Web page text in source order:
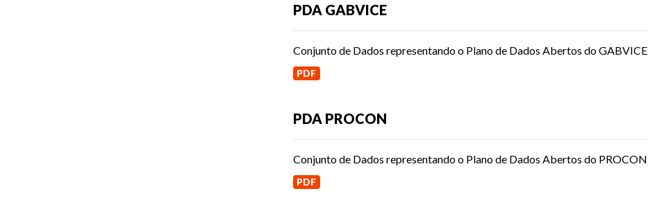
PDA GABVICE
Conjunto de Dados representando o Plano de Dados Abertos do GABVICE.
PDF
PDA PROCON
Conjunto de Dados representando o Plano de Dados Abertos do PROCON.
PDF